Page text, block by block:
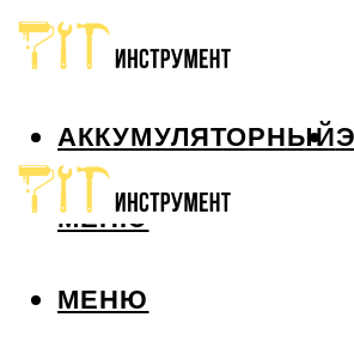
АККУМУЛЯТОРНЫЙ
МЕНЮ
МЕНЮ